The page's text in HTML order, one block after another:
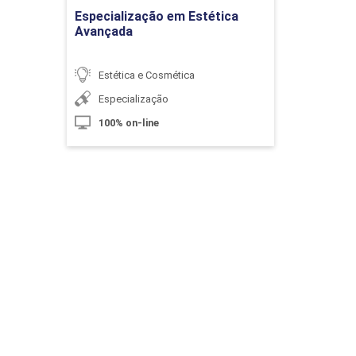
Tratamentos para Hipercromias
Especialização em Estética
Avançada
Estética e Cosmética
Especialização
100% on-line